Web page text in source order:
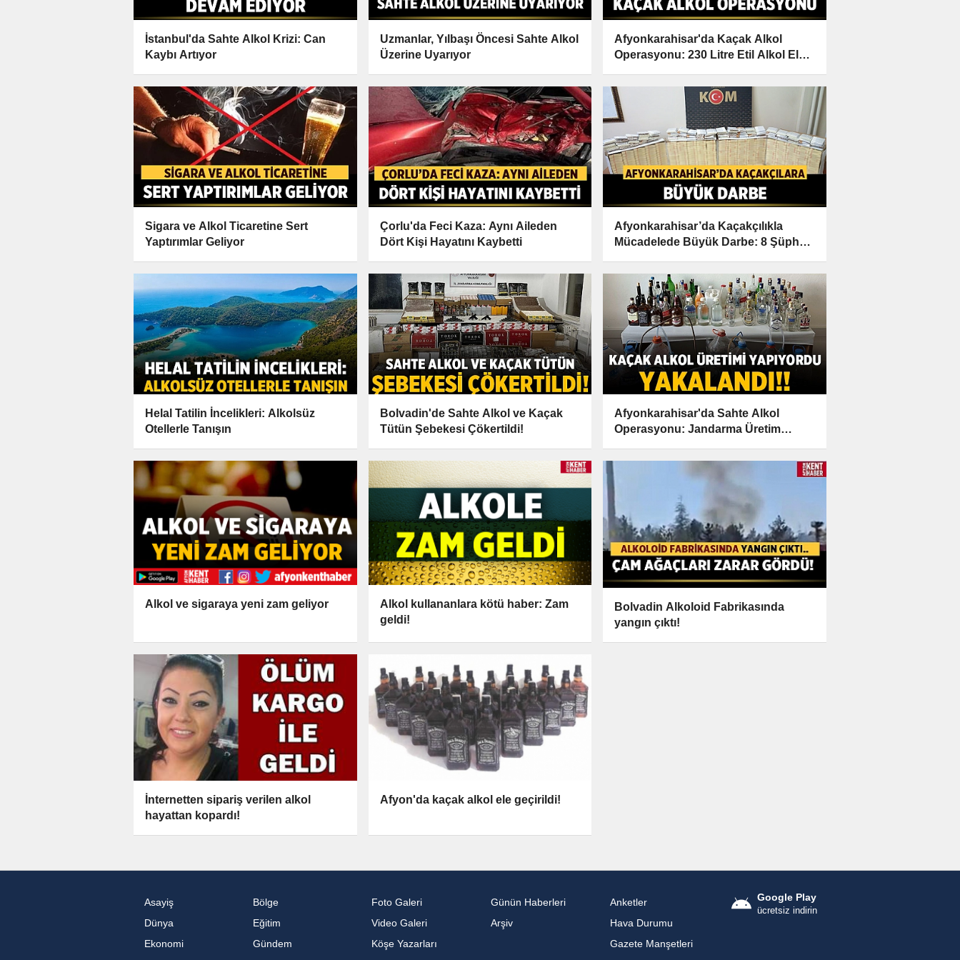
İstanbul'da Sahte Alkol Krizi: Can
Kaybı Artıyor
Uzmanlar, Yılbaşı Öncesi Sahte Alkol
Üzerine Uyarıyor
Afyonkarahisar'da Kaçak Alkol
Operasyonu: 230 Litre Etil Alkol Ele
Sigara ve Alkol Ticaretine Sert
Yaptırımlar Geliyor
Çorlu'da Feci Kaza: Aynı Aileden
Dört Kişi Hayatını Kaybetti
Afyonkarahisar’da Kaçakçılıkla
Mücadelede Büyük Darbe: 8 Şüpheli
Helal Tatilin İncelikleri: Alkolsüz
Otellerle Tanışın
Bolvadin'de Sahte Alkol ve Kaçak
Tütün Şebekesi Çökertildi!
Afyonkarahisar'da Sahte Alkol
Operasyonu: Jandarma Üretim
Alkol ve sigaraya yeni zam geliyor
Alkol kullananlara kötü haber: Zam
geldi!
Bolvadin Alkoloid Fabrikasında
yangın çıktı!
İnternetten sipariş verilen alkol
hayattan kopardı!
Afyon'da kaçak alkol ele geçirildi!
Asayiş
Bölge
Dünya
Eğitim
Ekonomi
Gündem
Foto Galeri
Video Galeri
Köşe Yazarları
Günün Haberleri
Arşiv
Anketler
Hava Durumu
Gazete Manşetleri
Google Play
ücretsiz indirin